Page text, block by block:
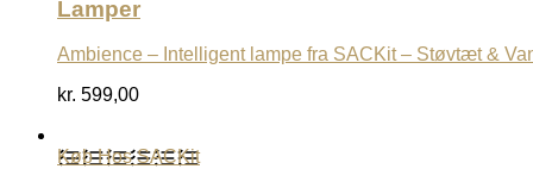
Lamper
Ambience – Intelligent lampe fra SACKit – Støvtæt &
kr. 599,00
Køb Hos SACKit